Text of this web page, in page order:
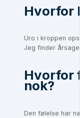
Hvorfor
Uro i kroppen
Jeg finder
Hvorfor
nok?
Den følelse har